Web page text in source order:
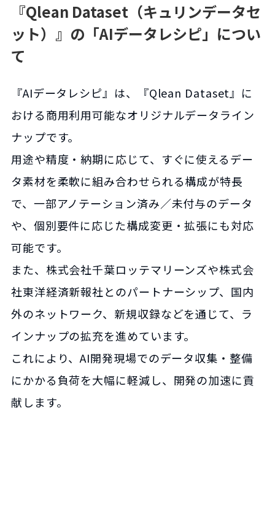
『Qlean Dataset（キュリンデータセ
ット）』の「AIデータレシピ」につい
て
『AIデータレシピ』は、『Qlean Dataset』に
おける商用利用可能なオリジナルデータライン
ナップです。
用途や精度・納期に応じて、すぐに使えるデー
タ素材を柔軟に組み合わせられる構成が特長
で、一部アノテーション済み／未付与のデータ
や、個別要件に応じた構成変更・拡張にも対応
可能です。
また、株式会社千葉ロッテマリーンズや株式会
社東洋経済新報社とのパートナーシップ、国内
外のネットワーク、新規収録などを通じて、ラ
インナップの拡充を進めています。
これにより、AI開発現場でのデータ収集・整備
にかかる負荷を大幅に軽減し、開発の加速に貢
献します。